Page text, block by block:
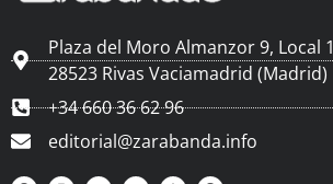
Plaza del Moro Almanzor 9, Local 1
28523 Rivas Vaciamadrid (Madrid)
+34 660 36 62 96
editorial@zarabanda.info